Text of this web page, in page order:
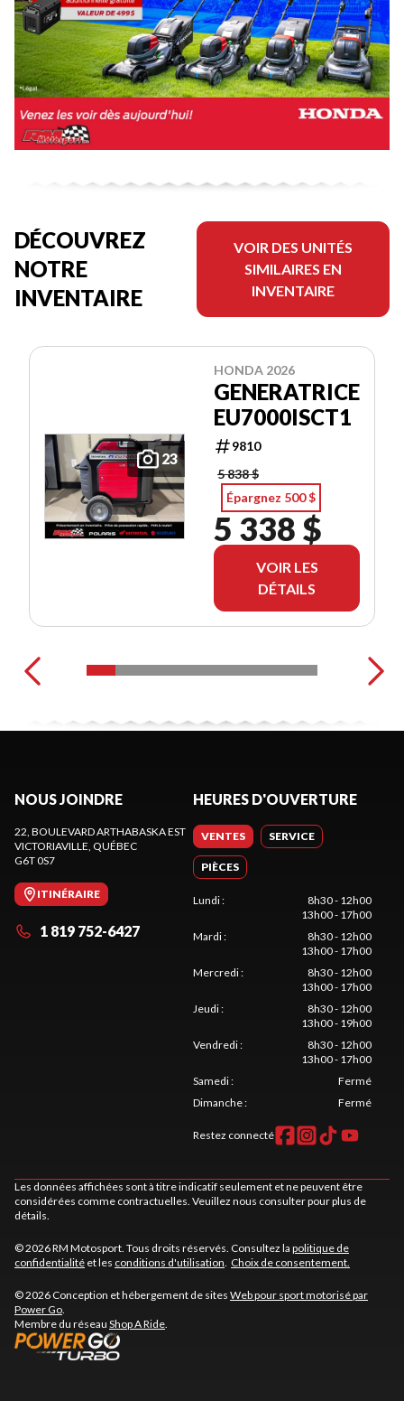
DÉCOUVREZ
NOTRE
INVENTAIRE
VOIR DES UNITÉS
SIMILAIRES EN
INVENTAIRE
23
HONDA 2026
GENERATRICE
EU7000ISCT1
9810
5 838 $
Épargnez 500 $
5 338 $
VOIR LES
DÉTAILS
NOUS JOINDRE
22, BOULEVARD ARTHABASKA EST
VICTORIAVILLE, QUÉBEC
G6T 0S7
ITINÉRAIRE
1 819 752-6427
HEURES D'OUVERTURE
VENTES SERVICE
PIÈCES
Lundi:
8h30 - 12h00
13h00 - 17h00
Mardi:
8h30 - 12h00
13h00 - 17h00
Mercredi:
8h30 - 12h00
13h00 - 17h00
Jeudi:
8h30 - 12h00
13h00 - 19h00
Vendredi:
8h30 - 12h00
13h00 - 17h00
Samedi:
Fermé
Dimanche: Fermé
Restez connecté
Les données affichées sont à titre indicatif seulement et ne peuvent être
considérées comme contractuelles. Veuillez nous consulter pour plus de
détails.
© 2026 RM Motosport. Tous droits réservés. Consultez la politique de
confidentialité et les conditions d'utilisation. Choix de consentement.
© 2026 Conception et hébergement de sites Web pour sport motorisé par
Power Go.
Membre du réseau Shop A Ride.